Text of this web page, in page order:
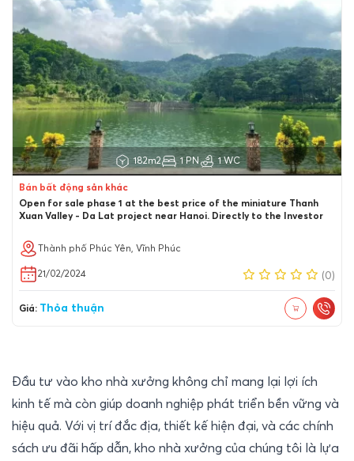
182m2 1 PN 1 WC
Bán bất động sản khác
Open for sale phase 1 at the best price of the miniature Thanh
Xuan Valley - Da Lat project near Hanoi. Directly to the Investor
Thành phố Phúc Yên, Vĩnh Phúc
21/02/2024 (0)
Giá: Thỏa thuận
Đầu tư vào kho nhà xưởng không chỉ mang lại lợi ích
kinh tế mà còn giúp doanh nghiệp phát triển bền vững và
hiệu quả. Với vị trí đắc địa, thiết kế hiện đại, và các chính
sách ưu đãi hấp dẫn, kho nhà xưởng của chúng tôi là lựa